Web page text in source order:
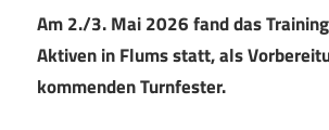
Am 2./3. Mai 2026 fand das
Aktiven in Flums statt, als
kommenden Turnfester.